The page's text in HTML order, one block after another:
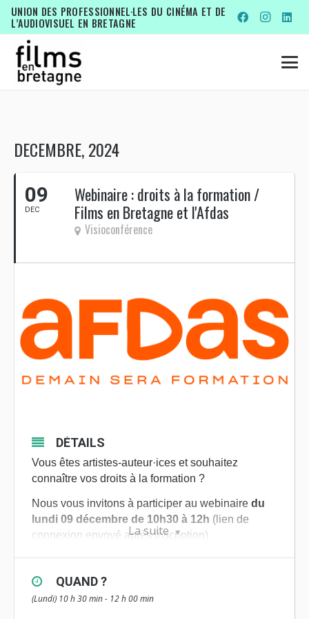
UNION DES PROFESSIONNEL·LES DU CINÉMA ET DE
L’AUDIOVISUEL EN BRETAGNE
DECEMBRE, 2024
09
DEC
Webinaire : droits à la formation /
Films en Bretagne et l'Afdas
Visioconférence
La suite
DÉTAILS
Vous êtes artistes-auteur·ices et souhaitez
connaître vos droits à la formation ?
Nous vous invitons à participer au webinaire du
lundi 09 décembre de 10h30 à 12h (lien de
connexion envoyé après inscription).
La formation permet de développer ses
compétences, élargir ses champs d’action, mais
QUAND ?
(Lundi) 10 h 30 min - 12 h 00 min